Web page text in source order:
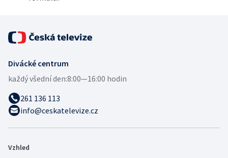
Divácké centrum
každý všední den:8:00—16:00 hodin
261 136 113
info@ceskatelevize.cz
Vzhled